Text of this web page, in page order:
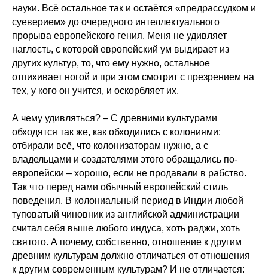
науки. Всё остальное так и остаётся «предрассудком и
суеверием» до очередного интеллектуального
прорыва европейского гения. Меня не удивляет
наглость, с которой европейский ум выдирает из
других культур, то, что ему нужно, остальное
отпихивает ногой и при этом смотрит с презрением на
тех, у кого он учится, и оскорбляет их.
А чему удивляться? – С древними культурами
обходятся так же, как обходились с колониями:
отбирали всё, что колонизаторам нужно, а с
владельцами и создателями этого обращались по-
европейски – хорошо, если не продавали в рабство.
Так что перед нами обычный европейский стиль
поведения. В колониальный период в Индии любой
туповатый чиновник из английской администрации
считал себя выше любого индуса, хоть раджи, хоть
святого. А почему, собственно, отношение к другим
древним культурам должно отличаться от отношения
к другим современным культурам? И не отличается: